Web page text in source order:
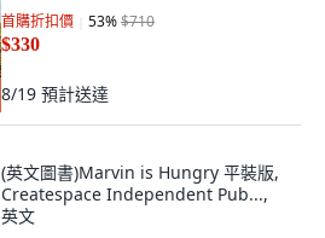
首購折扣價 53%$710
$330
8/19 預計送達
(英文圖書)Marvin is Hungry 平裝版,
Createspace Independent Pub...,
英文